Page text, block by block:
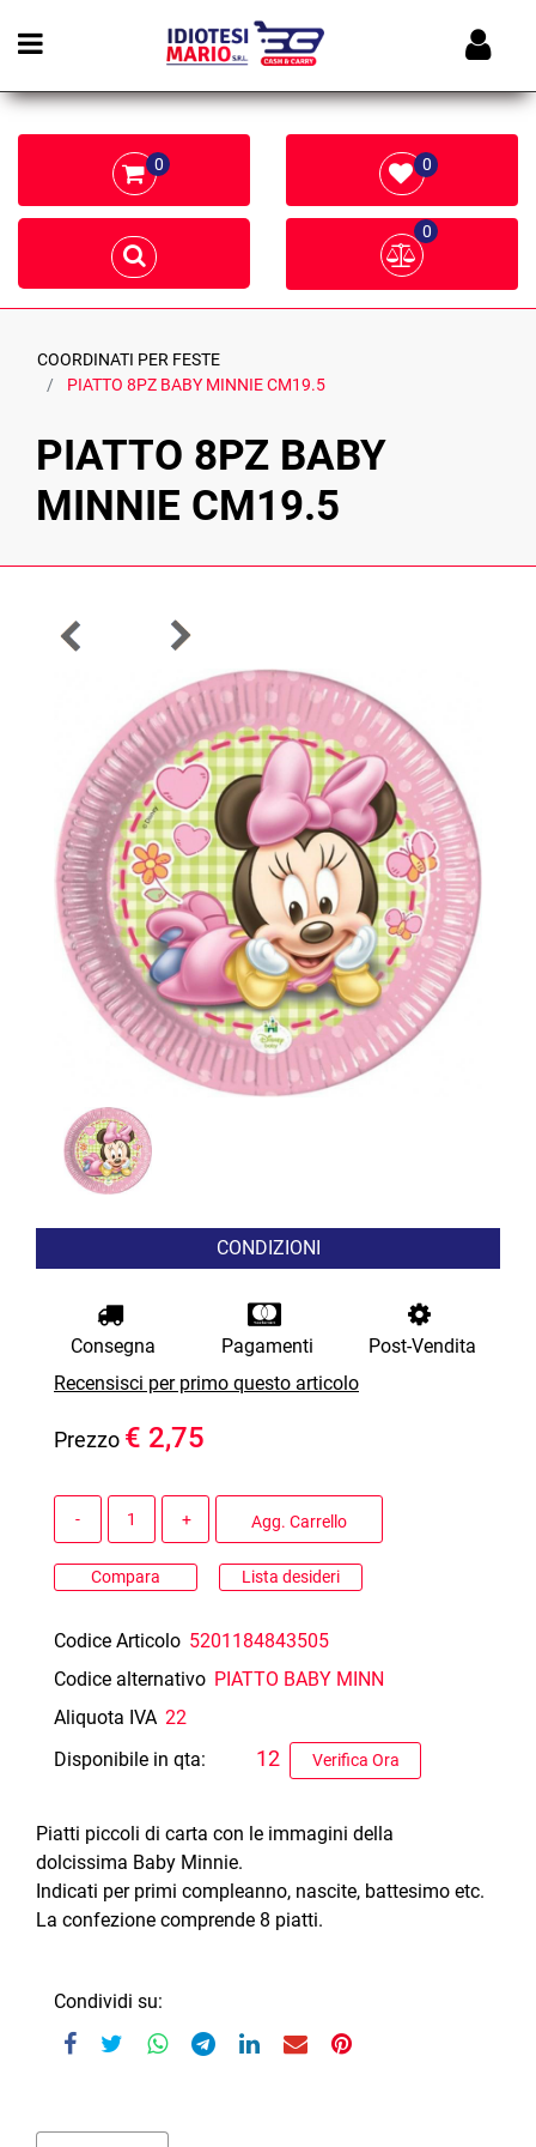
Open menu
0 0
0
COORDINATI PER FESTE
PIATTO 8PZ BABY MINNIE CM19.5
PIATTO 8PZ BABY
MINNIE CM19.5
CONDIZIONI
Consegna Pagamenti
Post-Vendita
Recensisci per primo questo articolo
Prezzo € 2,75
Agg. Carrello
Compara Lista desideri
Codice Articolo 5201184843505
Codice alternativo PIATTO BABY MINN
Aliquota IVA 22
Disponibile in qta:
Verifica Ora
12
Piatti piccoli di carta con le immagini della
dolcissima Baby Minnie.
Indicati per primi compleanno, nascite, battesimo etc.
La confezione comprende 8 piatti.
Condividi su: